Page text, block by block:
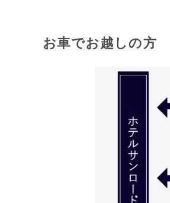
お車でお越しの方